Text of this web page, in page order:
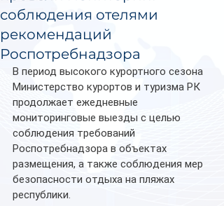
соблюдения отелями
рекомендаций
Роспотребнадзора
В период высокого курортного сезона
Министерство курортов и туризма РК
продолжает ежедневные
мониторинговые выезды с целью
соблюдения требований
Роспотребнадзора в объектах
размещения, а также соблюдения мер
безопасности отдыха на пляжах
республики.